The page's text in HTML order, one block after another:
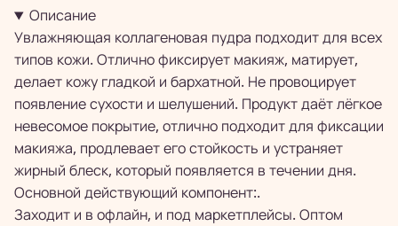
Описание
Увлажняющая коллагеновая пудра подходит для всех
типов кожи. Отлично фиксирует макияж, матирует,
делает кожу гладкой и бархатной. Не провоцирует
появление сухости и шелушений. Продукт даёт лёгкое
невесомое покрытие, отлично подходит для фиксации
макияжа, продлевает его стойкость и устраняет
жирный блеск, который появляется в течении дня.
Основной действующий компонент:.
Заходит и в офлайн, и под маркетплейсы. Оптом